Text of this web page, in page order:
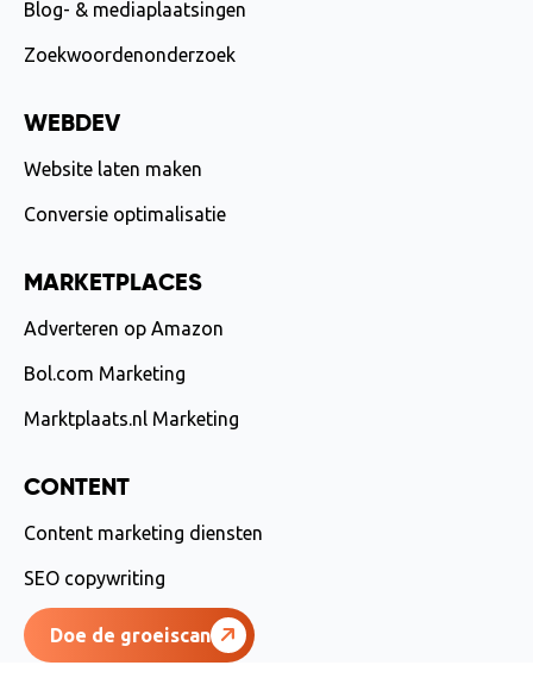
Blog- & mediaplaatsingen
Zoekwoordenonderzoek
WEBDEV
Website laten maken
Conversie optimalisatie
MARKETPLACES
Adverteren op Amazon
Bol.com Marketing
Marktplaats.nl Marketing
CONTENT
Content marketing diensten
SEO copywriting
Doe de groeiscan